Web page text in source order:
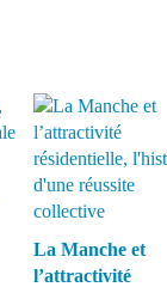
La Manche et
l’attractivité